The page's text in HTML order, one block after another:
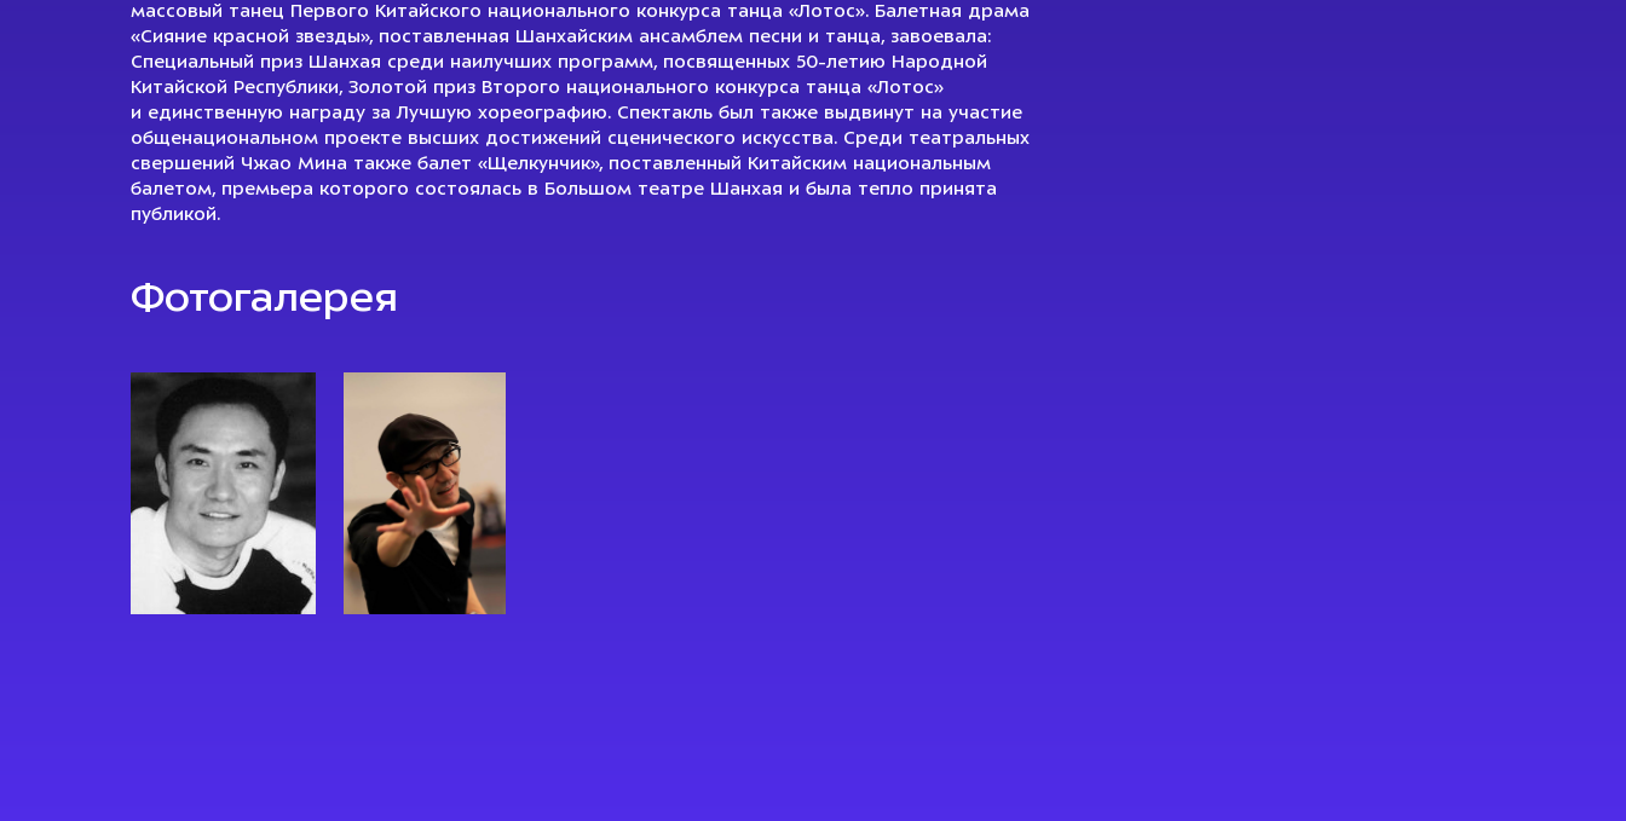
массовый танец Первого Китайского национального конкурса танца «Лотос». Балетная драма
«Сияние красной звезды», поставленная Шанхайским ансамблем песни и танца, завоевала:
Специальный приз Шанхая среди наилучших программ, посвященных 50-летию Народной
Китайской Республики, Золотой приз Второго национального конкурса танца «Лотос»
и единственную награду за Лучшую хореографию. Спектакль был также выдвинут на участие
общенациональном проекте высших достижений сценического искусства. Среди театральных
свершений Чжао Мина также балет «Щелкунчик», поставленный Китайским национальным
балетом, премьера которого состоялась в Большом театре Шанхая и была тепло принята
публикой.
Фотогалерея